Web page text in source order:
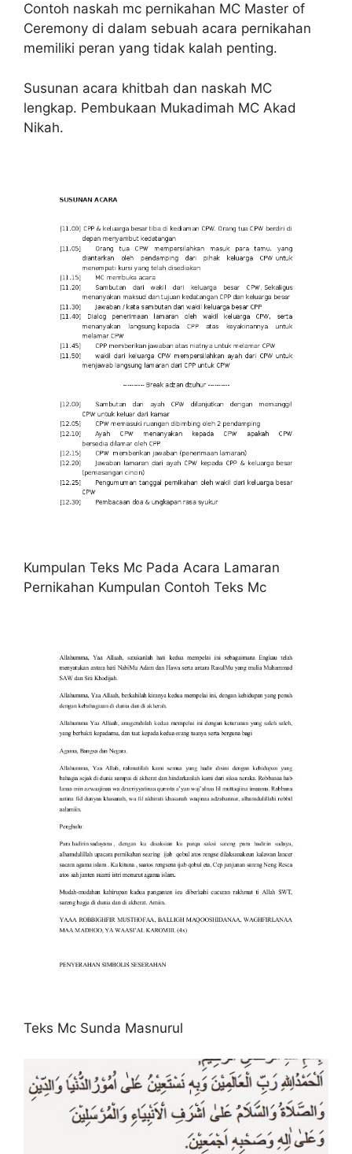
Contoh naskah mc pernikahan MC Master of
Ceremony di dalam sebuah acara pernikahan
memiliki peran yang tidak kalah penting.
Susunan acara khitbah dan naskah MC
lengkap. Pembukaan Mukadimah MC Akad
Nikah.
Kumpulan Teks Mc Pada Acara Lamaran
Pernikahan Kumpulan Contoh Teks Mc
Teks Mc Sunda Masnurul